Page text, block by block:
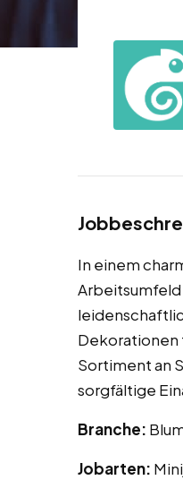
In einem
Arbeitsumfeld
Dekorationen
Sortiment an
sorgfältige
Branche:
Jobarten: